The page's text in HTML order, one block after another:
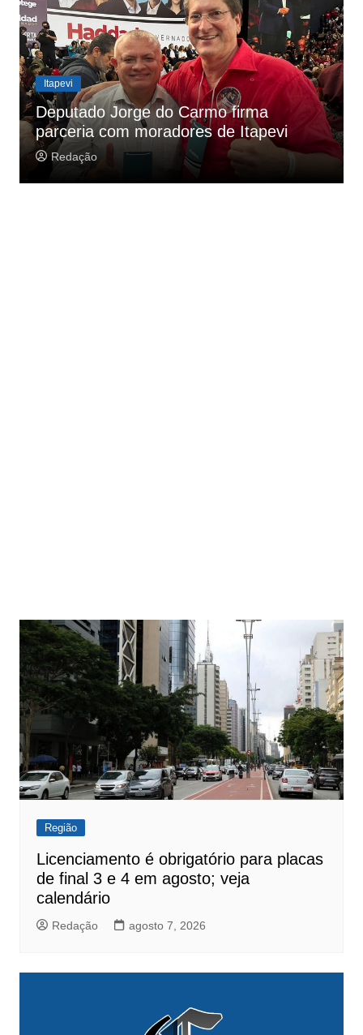
Itapevi
Deputado Jorge do Carmo firma
parceria com moradores de Itapevi
Redação
Região
Licenciamento é obrigatório para placas
de final 3 e 4 em agosto; veja
calendário
Redação agosto 7, 2026